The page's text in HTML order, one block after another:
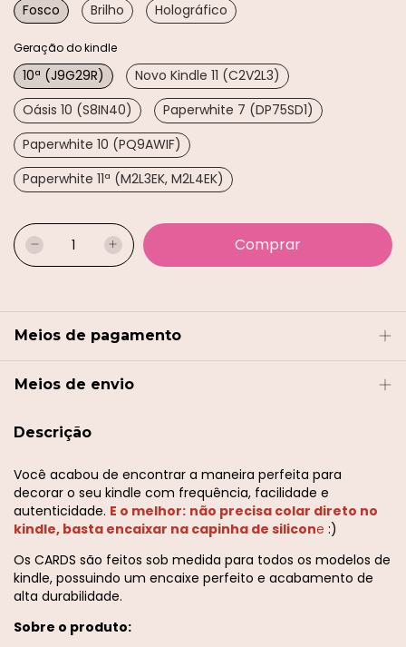
Fosco Brilho Holográfico
Geração do kindle
10ª (J9G29R)
Novo Kindle 11 (C2V2L3)
Oásis 10 (S8IN40)
Paperwhite 7 (DP75SD1)
Paperwhite 10 (PQ9AWIF)
Paperwhite 11ª (M2L3EK, M2L4EK)
Meios de pagamento
Meios de envio
Descrição
Você acabou de encontrar a maneira perfeita para
decorar o seu kindle com frequência, facilidade e
autenticidade. E o melhor: não precisa colar direto no
kindle, basta encaixar na capinha de silicone :)
Os CARDS são feitos sob medida para todos os modelos de
kindle, possuindo um encaixe perfeito e acabamento de
alta durabilidade.
Sobre o produto: